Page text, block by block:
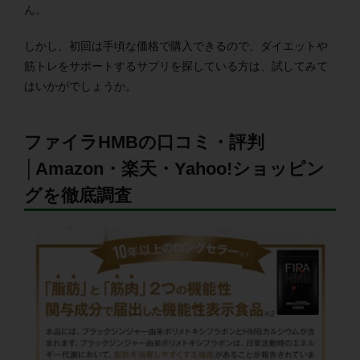
ん。
しかし、初回は手頃な価格で購入できるので、ダイエットや
筋トレをサポートするサプリを探している方は、試してみて
はいかがでしょうか。
ファイラHMBの口コミ・評判
│Amazon・楽天・Yahoo!ショッピン
グを徹底調査